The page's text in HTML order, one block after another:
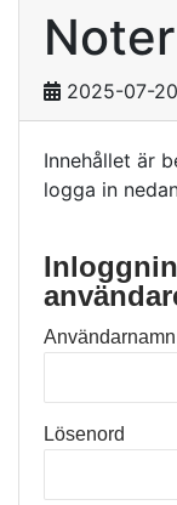
2025-07-20
Innehållet är
logga in
Lösenord